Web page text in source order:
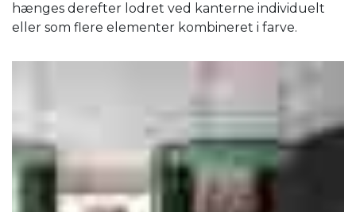
hænges derefter lodret ved kanterne individuelt
eller som flere elementer kombineret i farve.